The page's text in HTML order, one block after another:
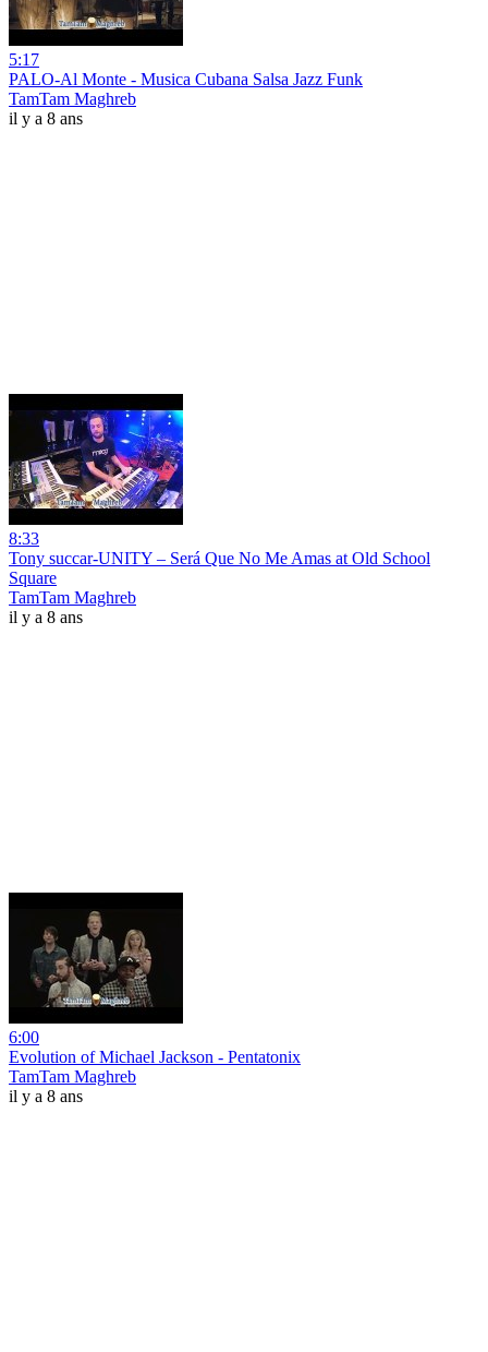
5:17
PALO-Al Monte - Musica Cubana Salsa Jazz Funk
TamTam Maghreb
il y a 8 ans
8:33
Tony succar-UNITY – Será Que No Me Amas at Old School
Square
TamTam Maghreb
il y a 8 ans
6:00
Evolution of Michael Jackson - Pentatonix
TamTam Maghreb
il y a 8 ans